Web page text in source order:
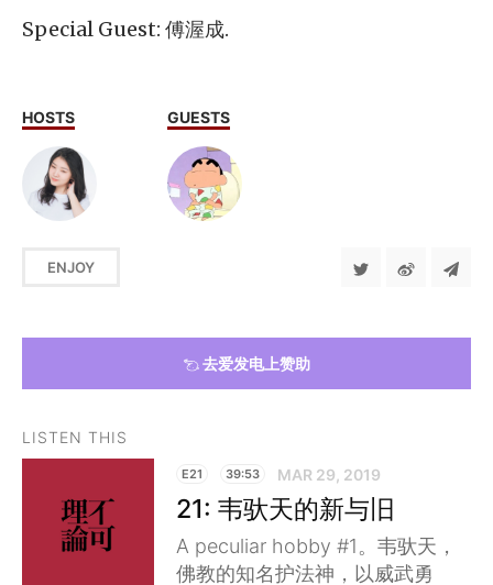
Special Guest: 傅渥成.
HOSTS GUESTS
ENJOY
去爱发电上赞助
LISTEN THIS
E21 39:53 MAR 29, 2019
21: 韦驮天的新与旧
A peculiar hobby #1。韦驮天，
佛教的知名护法神，以威武勇